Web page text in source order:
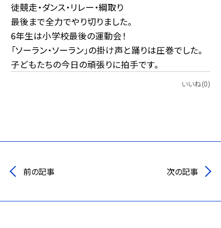
徒競走・ダンス・リレー・綱取り
最後まで全力でやり切りました。
6年生は小学校最後の運動会！
「ソーラン・ソーラン」の掛け声と踊りは圧巻でした。
子どもたちの今日の頑張りに拍手です。
いいね(0)
前の記事 次の記事